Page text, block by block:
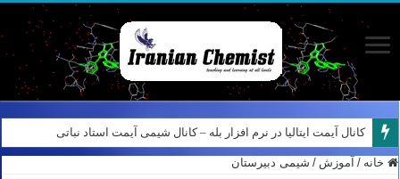
کانال آیمت ایتالیا در نرم افزار بله – کانال شیمی آیمت استاد نباتی
خانه / آموزش / شیمی دبیرستان